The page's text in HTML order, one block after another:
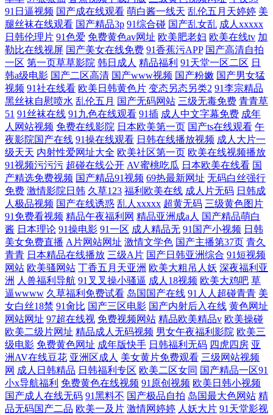
91日逼视频 国产成在线观看 萌白酱一线天 乱伦五月天婷婷 美
腿丝袜在线观看 国产精品3p 91综合碰 国产乱女乱 成人xxxxx
日韩伦理片 91色爱 免费黄色av网址 欧美肥老妇 欧美在线tv 加
勒比在线视屏 国产美女在线免费 91香蕉污APP 国产高清自拍
一区 第一页草草影院 韩日成人 精品福利 91天堂一区二区 日
韩a级电影 国产二区高清 国产www视频 国产粉嫩 国产男女猛
视频 91社在线看 欧美日韩黄色片 变态另态另类2 91李宗精品
黑丝袜自慰喷水 乱伦五月 国产无码网站 三级无毒免费 青青草
51 91丝袜在线 91九色在线观看 91插 成人中文字幕免费 成年
人网站视频 免费在线影院 日本欧美第一页 国产ts在线观看 午
夜影院国产在线 91操在线观看 日韩在线播放视频 成人大片一
级天天 内射性爱网址大全 欧美社区第一页 欧美在线视频播放
91视频污污污 超碰在线公开 AV蜜桃吃瓜 日本欧美在线看 国
产精选免费视频 国产精品91视频 69热最新网址 无码白丝强行
免费 激情影院日韩 久草123 福利欧美在线 成人片无码 日韩成
人极品视频 国产在线诱惑 乱人xxxxx 超黄无码 三级黄色图片
91免费看视频 精品午夜福利网 精品亚洲成a人 国产精品萌白
酱 日本理论 91操电影 91一区 成人精品无 91国产小视频 日韩
美女免费直播 A片网站网址 激情文学色 国产主播第37页 青久
青青 日本精品在线播放 三级A片 国产日韩亚洲综合 91短视频
网站 欧美骚网站 丁香五月天亚洲 欧美大粗吊人妖 深夜福利亚
洲 人兽福利导航 91叉叉操小骚逼 成人18视频 欧美大鸡吧 草
逼wwww 久草福利免费试看 岛国国产在线 91人人超碰青青 美
女白丝18禁 91肏比 国产三区电影 国产内射后入在线 黄色网址
网站网址 97超在线视 免费视频网站 精品欧美精品v 欧美操碰
欧美二级片网址 精品成人无码视频 男女午夜福利影院 欧美三
级电影 免费黄色网址 成年版快手 日韩福利无码 四虎四房 亚
洲AV在线豆花 亚洲区成人 美女黄片免费观看 三级网站视频
网 成人日韩精品 日韩福利专区 欧美二区女同 国产精品一区91
小x导航福利 免费黄色在线视频 91原创视频 欧美日韩小视频
国产成人在线无码 91黑料不 国产极品自拍 岛国最大色网站 精
品无码国产二品 欧美一及片 激情网婷婷 人妖大片 91天堂影视